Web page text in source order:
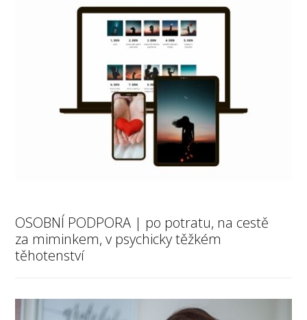
OSOBNÍ PODPORA | po potratu, na cestě
za miminkem, v psychicky těžkém
těhotenství